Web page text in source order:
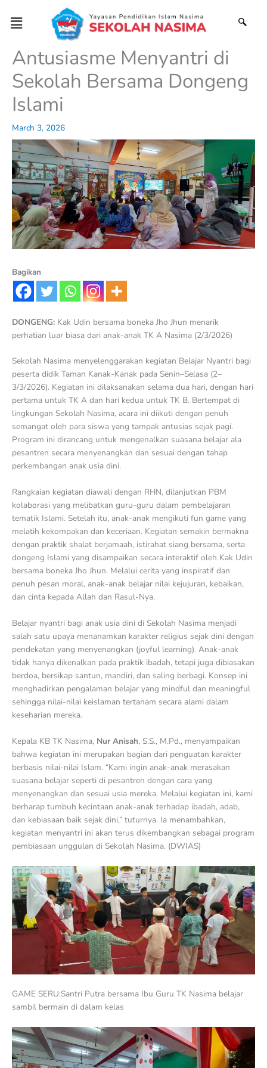
content
Menu
Antusiasme Menyantri di
Sekolah Bersama Dongeng
Islami
March 3, 2026
Bagikan
DONGENG: Kak Udin bersama boneka Jho Jhun menarik
perhatian luar biasa dari anak-anak TK A Nasima (2/3/2026)
Sekolah Nasima menyelenggarakan kegiatan Belajar Nyantri bagi
peserta didik Taman Kanak-Kanak pada Senin–Selasa (2–
3/3/2026). Kegiatan ini dilaksanakan selama dua hari, dengan hari
pertama untuk TK A dan hari kedua untuk TK B. Bertempat di
lingkungan Sekolah Nasima, acara ini diikuti dengan penuh
semangat oleh para siswa yang tampak antusias sejak pagi.
Program ini dirancang untuk mengenalkan suasana belajar ala
pesantren secara menyenangkan dan sesuai dengan tahap
perkembangan anak usia dini.
Rangkaian kegiatan diawali dengan RHN, dilanjutkan PBM
kolaborasi yang melibatkan guru-guru dalam pembelajaran
tematik Islami. Setelah itu, anak-anak mengikuti fun game yang
melatih kekompakan dan keceriaan. Kegiatan semakin bermakna
dengan praktik shalat berjamaah, istirahat siang bersama, serta
dongeng Islami yang disampaikan secara interaktif oleh Kak Udin
bersama boneka Jho Jhun. Melalui cerita yang inspiratif dan
penuh pesan moral, anak-anak belajar nilai kejujuran, kebaikan,
dan cinta kepada Allah dan Rasul-Nya.
Belajar nyantri bagi anak usia dini di Sekolah Nasima menjadi
salah satu upaya menanamkan karakter religius sejak dini dengan
pendekatan yang menyenangkan (joyful learning). Anak-anak
tidak hanya dikenalkan pada praktik ibadah, tetapi juga dibiasakan
berdoa, bersikap santun, mandiri, dan saling berbagi. Konsep ini
menghadirkan pengalaman belajar yang mindful dan meaningful
sehingga nilai-nilai keislaman tertanam secara alami dalam
keseharian mereka.
Kepala KB TK Nasima, Nur Anisah, S.S., M.Pd., menyampaikan
bahwa kegiatan ini merupakan bagian dari penguatan karakter
berbasis nilai-nilai Islam. “Kami ingin anak-anak merasakan
suasana belajar seperti di pesantren dengan cara yang
menyenangkan dan sesuai usia mereka. Melalui kegiatan ini, kami
berharap tumbuh kecintaan anak-anak terhadap ibadah, adab,
dan kebiasaan baik sejak dini,” tuturnya. Ia menambahkan,
kegiatan menyantri ini akan terus dikembangkan sebagai program
pembiasaan unggulan di Sekolah Nasima. (DWIAS)
GAME SERU:Santri Putra bersama Ibu Guru TK Nasima belajar
sambil bermain di dalam kelas